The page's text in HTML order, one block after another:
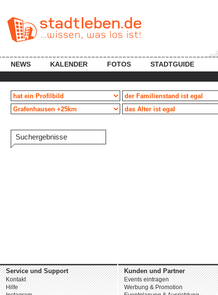
NEWS KALENDER FOTOS STADTGUIDE
Suchergebnisse
Service und Support
Kontakt
Hilfe
Kunden und Partner
Events eintragen
Werbung & Promotion